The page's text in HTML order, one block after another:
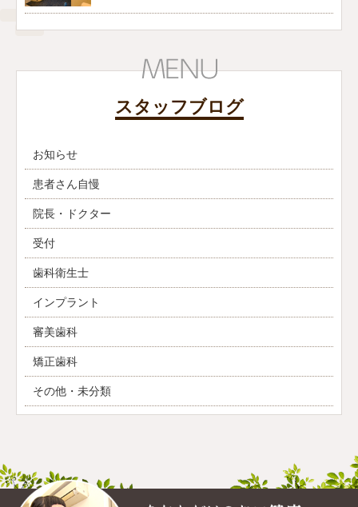
スタッフブログ
お知らせ
患者さん自慢
院長・ドクター
受付
歯科衛生士
インプラント
審美歯科
矯正歯科
その他・未分類